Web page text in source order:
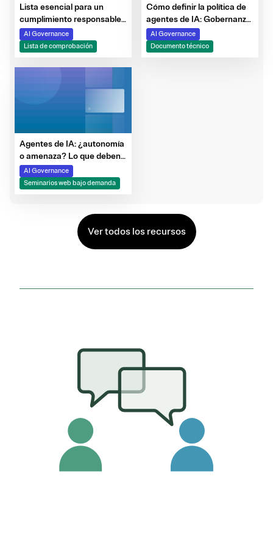
Lista esencial para un
cumplimiento responsable
de la Ley de IA de la UE
AI Governance
Lista de comprobación
Cómo definir la política de
agentes de IA: Gobernanza
de la próxima oleada de
sistemas inteligentes
AI Governance
Documento técnico
Agentes de IA: ¿autonomía
o amenaza? Lo que deben
saber los equipos de ciber-
riesgo
AI Governance
Seminarios web bajo demanda
Ver todos los recursos